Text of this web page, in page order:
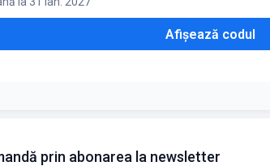
Afișează codul
minimă de 300 lei. Cuponul este cumulabil cu
prin abonarea la newsletter